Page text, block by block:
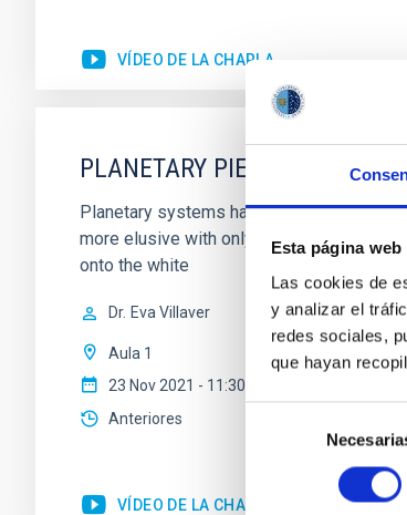
Esta página
Las cookies de
y analizar el
redes sociales,
que hayan
consentimiento
VÍDEO DE LA CHARLA
PLANETARY PIECES: PUTING
Planetary systems have been found
more elusive with only 3 systems. We
onto the white
Dr. Eva Villaver
Aula 1
23 Nov 2021 - 11:30 Europe/London
Anteriores
VÍDEO DE LA CHARLA